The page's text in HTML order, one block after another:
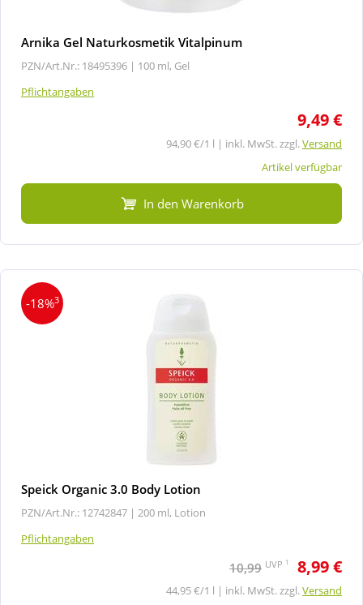
Arnika Gel Naturkosmetik Vitalpinum
PZN/Art.Nr.: 18495396 | 100 ml, Gel
Pflichtangaben
9,49 €
94,90 €/1 l | inkl. MwSt. zzgl.Versand
Artikel verfügbar
In den Warenkorb
-18%3
Speick Organic 3.0 Body Lotion
PZN/Art.Nr.: 12742847 | 200 ml, Lotion
Pflichtangaben
10,99 UVP 1 8,99 €
44,95 €/1 l | inkl. MwSt. zzgl.Versand